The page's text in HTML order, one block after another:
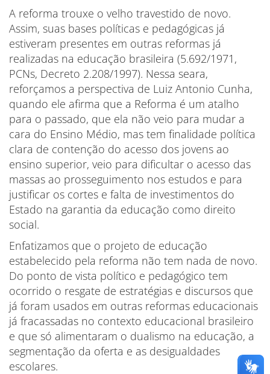
A reforma trouxe o velho travestido de novo.
Assim, suas bases políticas e pedagógicas já
estiveram presentes em outras reformas já
realizadas na educação brasileira (5.692/1971,
PCNs, Decreto 2.208/1997). Nessa seara,
reforçamos a perspectiva de Luiz Antonio Cunha,
quando ele afirma que a Reforma é um atalho
para o passado, que ela não veio para mudar a
cara do Ensino Médio, mas tem finalidade política
clara de contenção do acesso dos jovens ao
ensino superior, veio para dificultar o acesso das
massas ao prosseguimento nos estudos e para
justificar os cortes e falta de investimentos do
Estado na garantia da educação como direito
social.
Enfatizamos que o projeto de educação
estabelecido pela reforma não tem nada de novo.
Do ponto de vista político e pedagógico tem
ocorrido o resgate de estratégias e discursos que
já foram usados em outras reformas educacionais
já fracassadas no contexto educacional brasileiro
e que só alimentaram o dualismo na educação, a
segmentação da oferta e as desigualdades
escolares.